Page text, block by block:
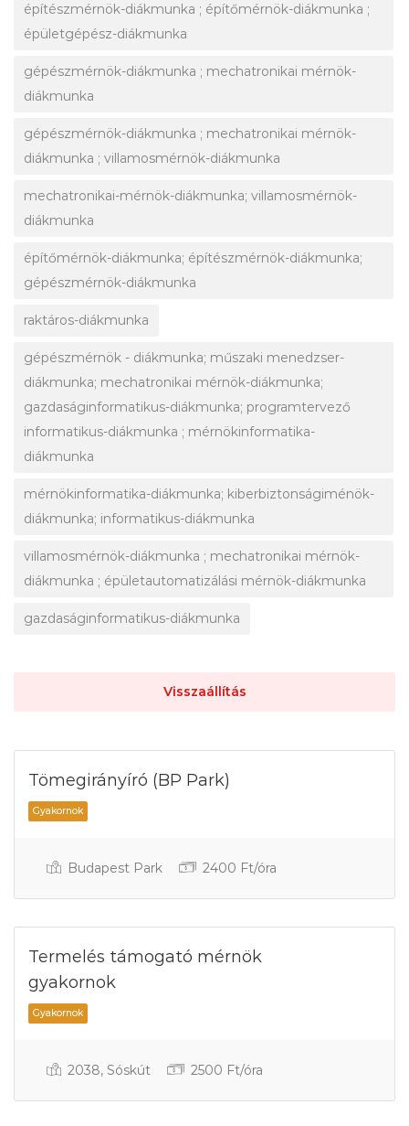
építészmérnök-diákmunka ; építőmérnök-diákmunka ;
épületgépész-diákmunka
gépészmérnök-diákmunka ; mechatronikai mérnök-
diákmunka
gépészmérnök-diákmunka ; mechatronikai mérnök-
diákmunka ; villamosmérnök-diákmunka
mechatronikai-mérnök-diákmunka; villamosmérnök-
diákmunka
építőmérnök-diákmunka; építészmérnök-diákmunka;
gépészmérnök-diákmunka
raktáros-diákmunka
gépészmérnök - diákmunka; műszaki menedzser-
diákmunka; mechatronikai mérnök-diákmunka;
gazdaságinformatikus-diákmunka; programtervező
informatikus-diákmunka ; mérnökinformatika-
diákmunka
mérnökinformatika-diákmunka; kiberbiztonságiménök-
diákmunka; informatikus-diákmunka
villamosmérnök-diákmunka ; mechatronikai mérnök-
diákmunka ; épületautomatizálási mérnök-diákmunka
gazdaságinformatikus-diákmunka
Visszaállítás
Tömegirányíró (BP Park)
Budapest Park 2400 Ft/óra
Termelés támogató mérnök
gyakornok
2038, Sóskút 2500 Ft/óra